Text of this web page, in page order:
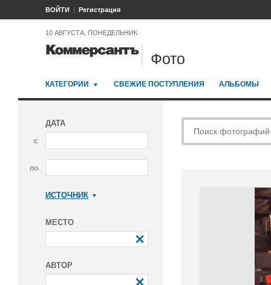
ВОЙТИ Регистрация
10 АВГУСТА, ПОНЕДЕЛЬНИК
Фото
КАТЕГОРИИ СВЕЖИЕ ПОСТУПЛЕНИЯ АЛЬБОМЫ
ДАТА
с
по
ИСТОЧНИК
МЕСТО
АВТОР